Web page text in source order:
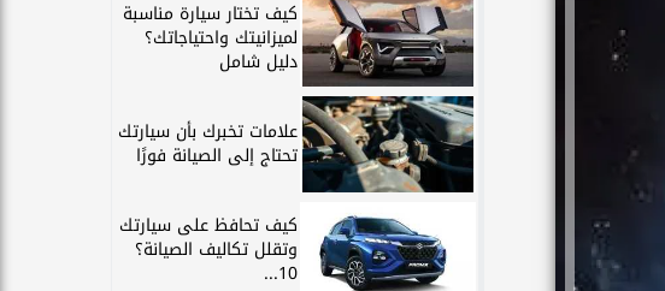
كيف تختار سيارة مناسبة
لميزانيتك واحتياجاتك؟
دليل شامل
علامات تخبرك بأن سيارتك
تحتاج إلى الصيانة فورًا
كيف تحافظ على سيارتك
وتقلل تكاليف الصيانة؟
10...